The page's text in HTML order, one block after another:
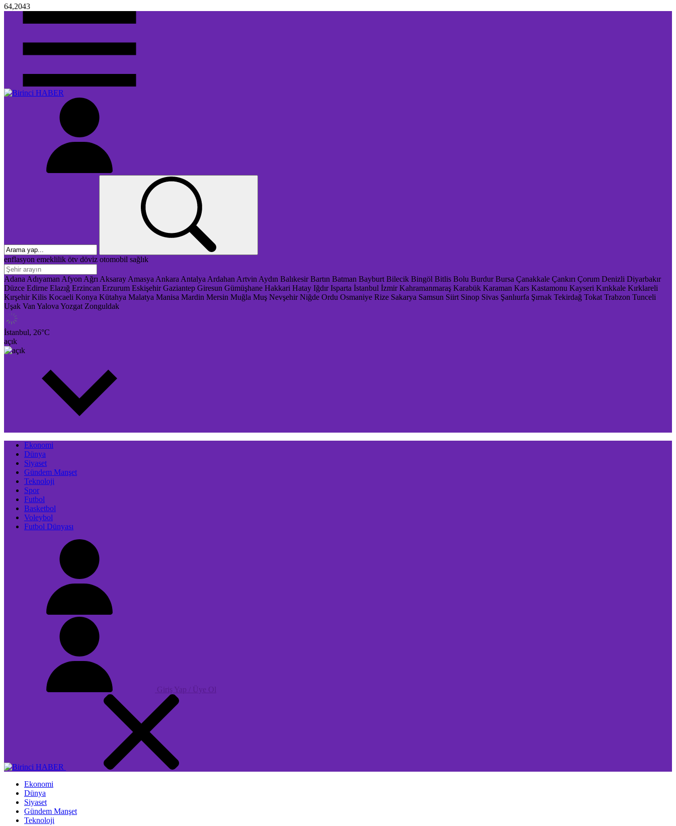
64,2043
enflasyon emeklilik ötv döviz otomobil sağlık
Adana Adıyaman Afyon Ağrı Aksaray Amasya Ankara Antalya Ardahan Artvin Aydın Balıkesir Bartın Batman Bayburt Bilecik Bingöl Bitlis Bolu Burdur Bursa Çanakkale Çankırı Çorum Denizli Diyarbakır
Düzce Edirne Elazığ Erzincan Erzurum Eskişehir Gaziantep Giresun Gümüşhane Hakkari Hatay Iğdır Isparta İstanbul İzmir Kahramanmaraş Karabük Karaman Kars Kastamonu Kayseri Kırıkkale Kırklareli
Kırşehir Kilis Kocaeli Konya Kütahya Malatya Manisa Mardin Mersin Muğla Muş Nevşehir Niğde Ordu Osmaniye Rize Sakarya Samsun Siirt Sinop Sivas Şanlıurfa Şırnak Tekirdağ Tokat Trabzon Tunceli
Uşak Van Yalova Yozgat Zonguldak
İstanbul, 26°C
açık
Ekonomi
Dünya
Siyaset
Gündem Manşet
Teknoloji
Spor
Futbol
Basketbol
Voleybol
Futbol Dünyası
Giriş Yap / Üye Ol
Ekonomi
Dünya
Siyaset
Gündem Manşet
Teknoloji